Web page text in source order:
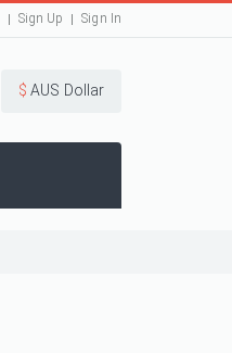
Sign Up Sign In
$ AUS Dollar